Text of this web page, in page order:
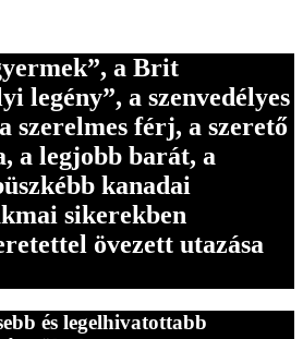
a Brit
legény”, a szenvedélyes
szerelmes férj, a szerető
a legjobb barát, a
kanadai
sikerekben
övezett utazása
és legelhivatottabb